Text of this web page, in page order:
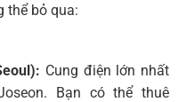
thể bỏ qua:
Cung điện lớn nhất
Bạn có thể thuê